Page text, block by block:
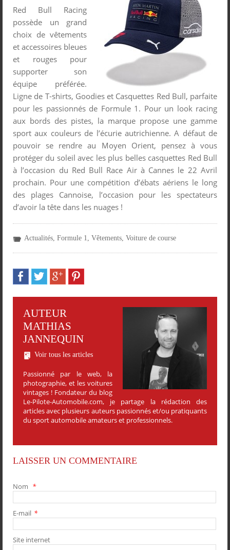
Red Bull Racing
possède un grand
choix de vêtements
et accessoires bleues
et rouges pour
supporter son
équipe préférée.
Ligne de T-shirts, Goodies et Casquettes Red Bull, parfaite
pour les passionnés de Formule 1. Pour un look racing
aux bords des pistes, la marque propose une gamme
sport aux couleurs de l’écurie autrichienne. A défaut de
pouvoir se rendre au Moyen Orient, pensez à vous
protéger du soleil avec les plus belles casquettes Red Bull
à l’occasion du Red Bull Race Air à Cannes le 22 Avril
prochain. Pour une compétition d’ébats aériens le long
des plages Cannoise, l’occasion pour les spectateurs
d’avoir la tête dans les nuages !
Actualités, Formule 1, Vêtements, Voiture de course
AUTEUR
MATHIAS
JANNEQUIN
Voir tous les articles
Passionné par le web, la
photographie, et les voitures
vintages ! Fondateur du blog
Le-Pilote-Automobile.com, je partage la rédaction des
articles avec plusieurs auteurs passionnés et/ou pratiquants
du sport automobile amateurs et professionnels.
LAISSER UN COMMENTAIRE
Nom *
E-mail *
Site internet